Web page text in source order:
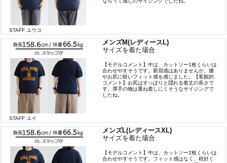
STAFF ユウコ
メンズM(レディースL)
サイズを着た場合
STAFF ユイ
【モデルコメント】中は、カットソー1枚くらいは
合わせやすそうです。窮屈感はありませんが、腰
やお尻に軽いフィット感を感じました。【客観的
コメント】お尻はすっぽりと隠れる着丈の長さで
す。厚手の物は重ね着しにくそうなサイジングで
したね。
メンズL(レディースXL)
サイズを着た場合
【モデルコメント】中は、カットソー2枚くらいは
合わせやすそうです。フィット感はなく、程好く